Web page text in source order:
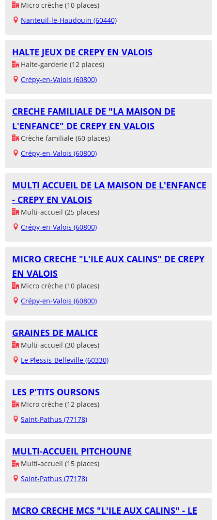
Micro crèche (10 places)
Nanteuil-le-Haudouin (60440)
HALTE JEUX DE CREPY EN VALOIS
Halte-garderie (12 places)
Crépy-en-Valois (60800)
CRECHE FAMILIALE DE "LA MAISON DE
L'ENFANCE" DE CREPY EN VALOIS
Crèche familiale (60 places)
Crépy-en-Valois (60800)
MULTI ACCUEIL DE LA MAISON DE L'ENFANCE
- CREPY EN VALOIS
Multi-accueil (25 places)
Crépy-en-Valois (60800)
MICRO CRECHE "L'ILE AUX CALINS" DE CREPY
EN VALOIS
Micro crèche (10 places)
Crépy-en-Valois (60800)
GRAINES DE MALICE
Multi-accueil (30 places)
Le Plessis-Belleville (60330)
LES P'TITS OURSONS
Micro crèche (12 places)
Saint-Pathus (77178)
MULTI-ACCUEIL PITCHOUNE
Multi-accueil (15 places)
Saint-Pathus (77178)
MCRO CRECHE MCS "L'ILE AUX CALINS" - LE